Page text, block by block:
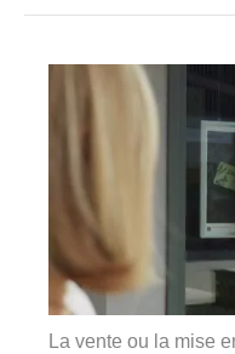
À propos
Réferences
Actualités
La vente ou la mise